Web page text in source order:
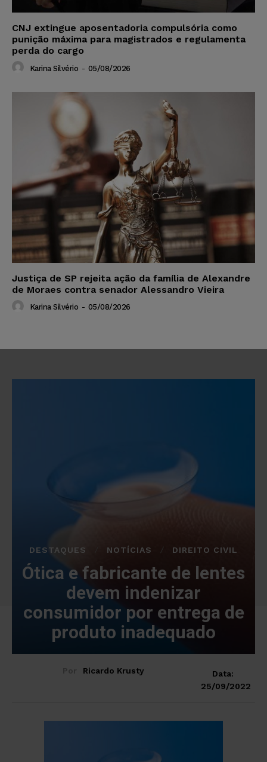
CNJ extingue aposentadoria compulsória como
punição máxima para magistrados e regulamenta
perda do cargo
Karina Silvério - 05/08/2026
Justiça de SP rejeita ação da família de Alexandre
de Moraes contra senador Alessandro Vieira
Karina Silvério - 05/08/2026